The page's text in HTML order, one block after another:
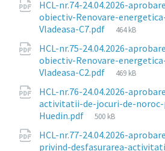
HCL-nr.74-24.04.2026-
obiectiv-Renovare-
Vladeasa-C7.pdf
File
464 kB
HCL-nr.75-24.04.2026-
obiectiv-Renovare-
Vladeasa-C2.pdf
File
469 kB
HCL-nr.76-24.04.2026-
activitatii-de-jocuri-de-noroc-
Huedin.pdf
File
500 kB
HCL-nr.77-24.04.2026-
privind-desfasurarea-